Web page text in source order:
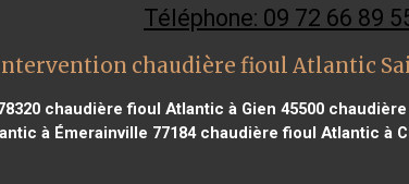
Téléphone: 09 72 66 89
chaudière fioul Atlantic
chaudière fioul Atlantic à Gien 45500chaudière
à Émerainville 77184chaudière fioul Atlantic à